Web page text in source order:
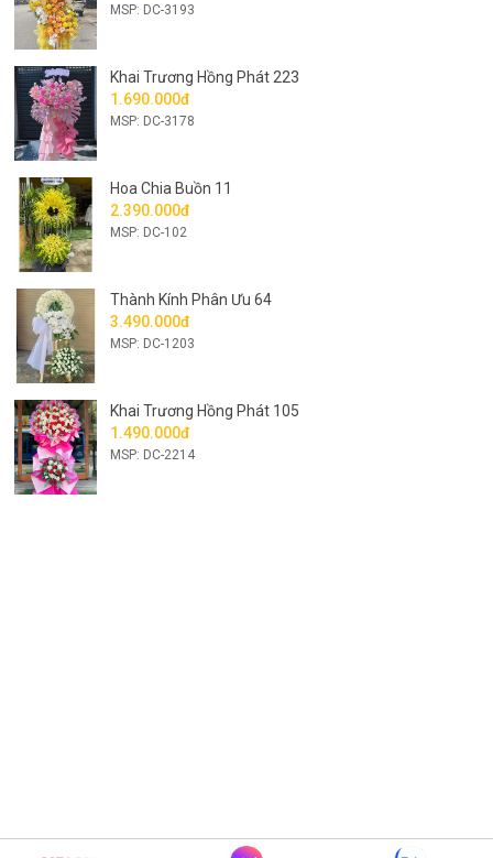
MSP: DC-3193
Khai Trương Hồng Phát 223
1.690.000đ
MSP: DC-3178
Hoa Chia Buồn 11
2.390.000đ
MSP: DC-102
Thành Kính Phân Ưu 64
3.490.000đ
MSP: DC-1203
Khai Trương Hồng Phát 105
1.490.000đ
MSP: DC-2214